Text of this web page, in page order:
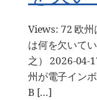
Views: 72 欧
は何を欠いて
之） 2026-04-
州が電子イン
B […]